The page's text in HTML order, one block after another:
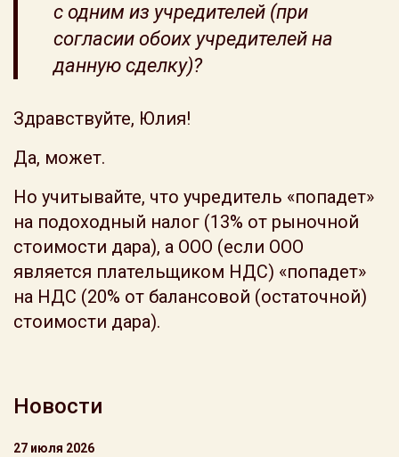
с одним из учредителей (при
согласии обоих учредителей на
данную сделку)?
Здравствуйте, Юлия!
Да, может.
Но учитывайте, что учредитель «попадет»
на подоходный налог (13% от рыночной
стоимости дара), а ООО (если ООО
является плательщиком НДС) «попадет»
на НДС (20% от балансовой (остаточной)
стоимости дара).
Новости
27 июля 2026